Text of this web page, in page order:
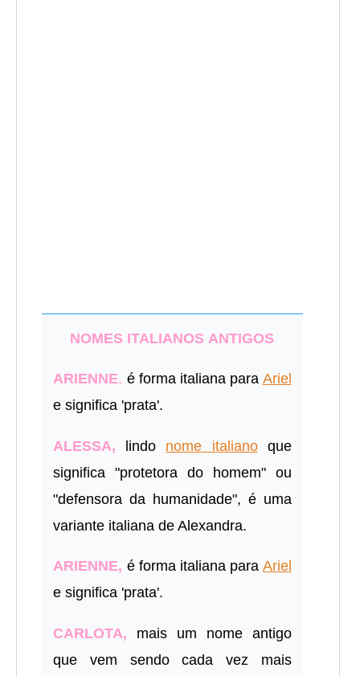
NOMES ITALIANOS ANTIGOS
ARIENNE, é forma italiana para Ariel
e significa 'prata'.
ALESSA, lindo nome italianoque
significa "protetora do homem" ou
"defensora da humanidade", é uma
variante italiana de Alexandra.
ARIENNE, é forma italiana para Ariel
e significa 'prata'.
CARLOTA,
mais um nome antigo
que vem sendo cada vez mais